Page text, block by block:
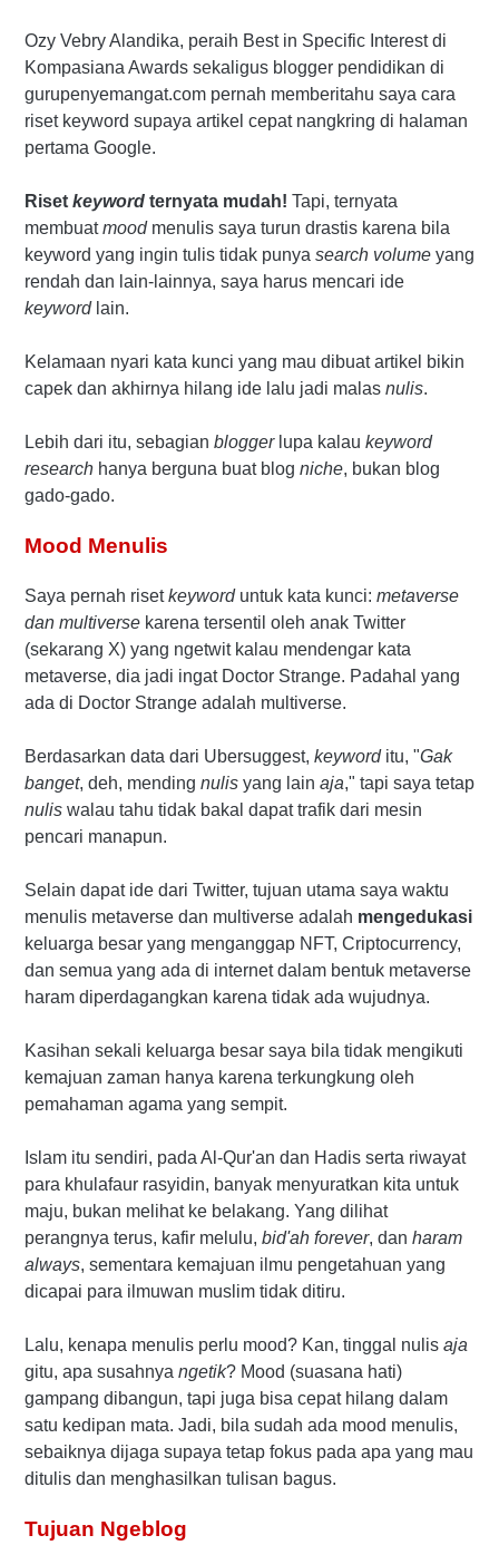
Ozy Vebry Alandika, peraih Best in Specific Interest di
Kompasiana Awards sekaligus blogger pendidikan di
gurupenyemangat.com pernah memberitahu saya cara
riset keyword supaya artikel cepat nangkring di halaman
pertama Google.
Riset keyword ternyata mudah! Tapi, ternyata
membuatmoodmenulis saya turun drastis karena bila
keyword yang ingin tulis tidak punya search volume yang
rendah dan lain-lainnya, saya harus mencari ide
keywordlain.
Kelamaan nyari kata kunci yang mau dibuat artikel bikin
capek dan akhirnya hilang ide lalu jadi malas nulis.
Lebih dari itu, sebagian bloggerlupa kalau keyword
research hanya berguna buat blog niche, bukan blog
gado-gado.
Mood Menulis
Saya pernah risetkeyworduntuk kata kunci: metaverse
dan multiverse karena tersentil oleh anak Twitter
(sekarang X) yang ngetwit kalau mendengar kata
metaverse, dia jadi ingat Doctor Strange. Padahal yang
ada di Doctor Strange adalah multiverse.
Berdasarkan data dari Ubersuggest, keyworditu, "Gak
banget, deh, mending nulis yang lain aja," tapi saya tetap
nulis walau tahu tidak bakal dapat trafik dari mesin
pencari manapun.
Selain dapat ide dari Twitter, tujuan utama saya waktu
menulis metaverse dan multiverse adalah mengedukasi
keluarga besar yang menganggap NFT, Criptocurrency,
dan semua yang ada di internet dalam bentuk metaverse
haram diperdagangkan karena tidak ada wujudnya.
Kasihan sekali keluarga besar saya bila tidak mengikuti
kemajuan zaman hanya karena terkungkung oleh
pemahaman agama yang sempit.
Islam itu sendiri, pada Al-Qur'an dan Hadis serta riwayat
para khulafaur rasyidin, banyak menyuratkan kita untuk
maju, bukan melihat ke belakang. Yang dilihat
perangnya terus, kafir melulu, bid'ah forever, dan haram
always, sementara kemajuan ilmu pengetahuan yang
dicapai para ilmuwan muslim tidak ditiru.
Lalu, kenapa menulis perlu mood? Kan, tinggal nulis aja
gitu, apa susahnya ngetik? Mood (suasana hati)
gampang dibangun, tapi juga bisa cepat hilang dalam
satu kedipan mata. Jadi, bila sudah ada mood menulis,
sebaiknya dijaga supaya tetap fokus pada apa yang mau
ditulis dan menghasilkan tulisan bagus.
Tujuan Ngeblog